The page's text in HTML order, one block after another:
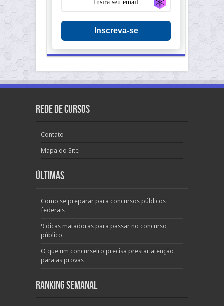
Inscreva-se
Rede de Cursos
Contato
Mapa do Site
Últimas
Como se preparar para concursos públicos
federais
9 dicas matadoras para passar no concurso
público
O que um concurseiro precisa prestar atenção
para as provas
Ranking Semanal